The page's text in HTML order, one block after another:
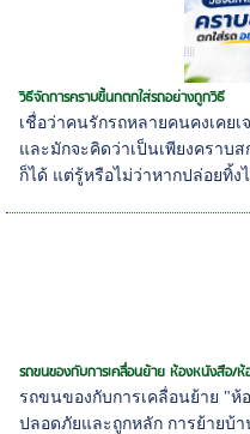
วิธีจัดการคราบขี้นกตกใส่รถอย่างถูกวิธี
เชื่อว่าคนรักรถหลายคนคงเคย
และมักจะคิดว่าเป็นเพียงคราบ
ก็ได้ แต่รู้หรือไม่ว่าหากปล่อยทิ้
รถขนของกับการเคลื่อนย้าย ห้องหนังสือ/ห้
รถขนของกับการเคลื่อนย้าย "ห้
ปลอดภัยและถูกหลัก การย้ายบ้